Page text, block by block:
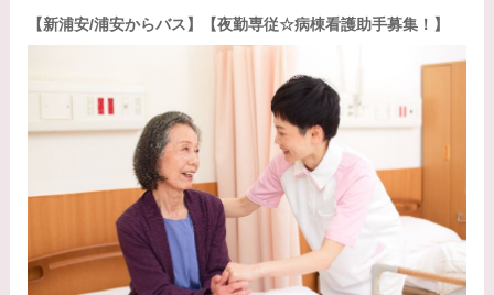
【新浦安/浦安からバス】【夜勤専従☆病棟看護助手募集！】